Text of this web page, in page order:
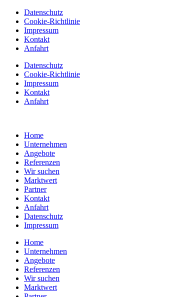
Datenschutz
Cookie-Richtlinie
Impressum
Kontakt
Anfahrt
Datenschutz
Cookie-Richtlinie
Impressum
Kontakt
Anfahrt
Home
Unternehmen
Angebote
Referenzen
Wir suchen
Marktwert
Partner
Kontakt
Anfahrt
Datenschutz
Impressum
Home
Unternehmen
Angebote
Referenzen
Wir suchen
Marktwert